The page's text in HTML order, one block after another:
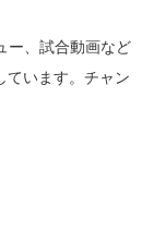
ー、試合動画など
ています。チャン